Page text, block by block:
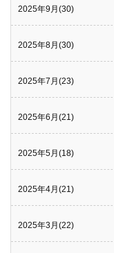
2025年9月(30)
2025年8月(30)
2025年7月(23)
2025年6月(21)
2025年5月(18)
2025年4月(21)
2025年3月(22)